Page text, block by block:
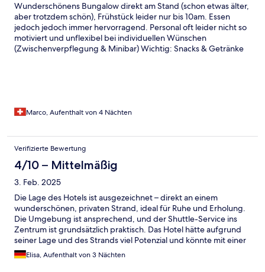
Wunderschönens Bungalow direkt am Stand (schon etwas älter,
aber trotzdem schön), Frühstück leider nur bis 10am. Essen
jedoch jedoch immer hervorragend. Personal oft leider nicht so
motiviert und unflexibel bei individuellen Wünschen
(Zwischenverpflegung & Minibar) Wichtig: Snacks & Getränke
Marco, Aufenthalt von 4 Nächten
Verifizierte Bewertung
4/10 – Mittelmäßig
3. Feb. 2025
Die Lage des Hotels ist ausgezeichnet – direkt an einem
wunderschönen, privaten Strand, ideal für Ruhe und Erholung.
Die Umgebung ist ansprechend, und der Shuttle-Service ins
Zentrum ist grundsätzlich praktisch. Das Hotel hätte aufgrund
seiner Lage und des Strands viel Potenzial und könnte mit einer
Renovierung eine erstklassige Unterkunft werden. - Die
Sauberkeit ließ zu wünschen übrig – in unserem Zimmer lag ein
Elisa, Aufenthalt von 3 Nächten